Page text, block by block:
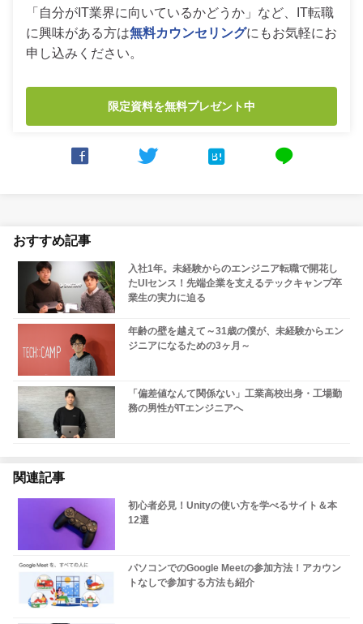
「自分がIT業界に向いているかどうか」など、IT転職
に興味がある方は無料カウンセリングにもお気軽にお
申し込みください。
限定資料を無料プレゼント中
   line
おすすめ記事
入社1年。未経験からのエンジニア転職で開花し
たUIセンス！先端企業を支えるテックキャンプ卒
業生の実力に迫る
年齢の壁を越えて～31歳の僕が、未経験からエン
ジニアになるための3ヶ月～
「偏差値なんて関係ない」工業高校出身・工場勤
務の男性がITエンジニアへ
関連記事
初心者必見！Unityの使い方を学べるサイト＆本
12選
パソコンでのGoogle Meetの参加方法！アカウン
トなしで参加する方法も紹介